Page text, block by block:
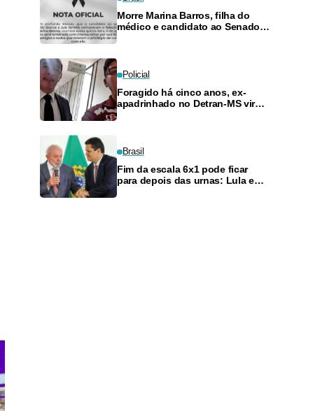
Morre Marina Barros, filha do
médico e candidato ao Senado
Policial
Foragido há cinco anos, ex-
apadrinhado no Detran-MS vira
Brasil
Fim da escala 6x1 pode ficar
para depois das urnas: Lula e